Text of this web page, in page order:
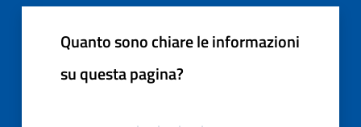
Quanto sono chiare le informazioni
su questa pagina?